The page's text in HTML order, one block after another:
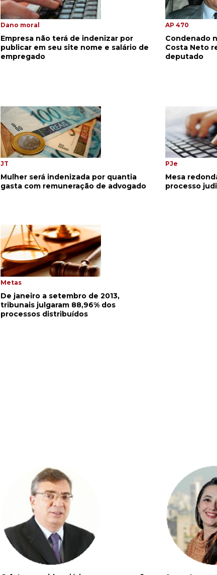
Dano moral
Empresa não terá de indenizar por
publicar em seu site nome e salário de
empregado
AP 470
Condenado
Costa Neto
deputado
JT
Mulher será indenizada por quantia
gasta com remuneração de advogado
PJe
Mesa
processo
Metas
De janeiro a setembro de 2013,
tribunais julgaram 88,96% dos
processos distribuídos